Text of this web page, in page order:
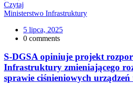
Czytaj
Ministerstwo Infrastruktury
5 lipca, 2025
0 comments
S-DGSA opiniuje projekt
Infrastruktury zmieniającego
sprawie ciśnieniowych